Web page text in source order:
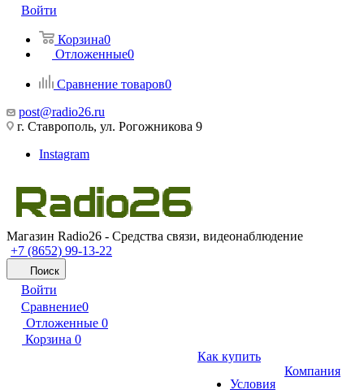
Войти
Корзина0
Отложенные0
Сравнение товаров0
post@radio26.ru
г. Ставрополь, ул. Рогожникова 9
Instagram
Магазин Radio26 - Средства связи, видеонаблюдение
+7 (8652) 99-13-22
Поиск
Войти
Сравнение0
Отложенные 0
Корзина 0
Как купить
Условия
Компания